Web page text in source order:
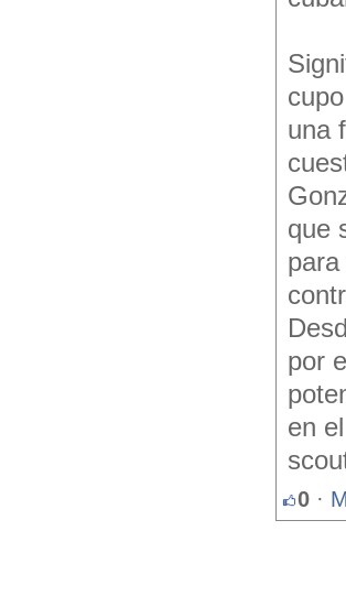
una
que
por
en
0 ·